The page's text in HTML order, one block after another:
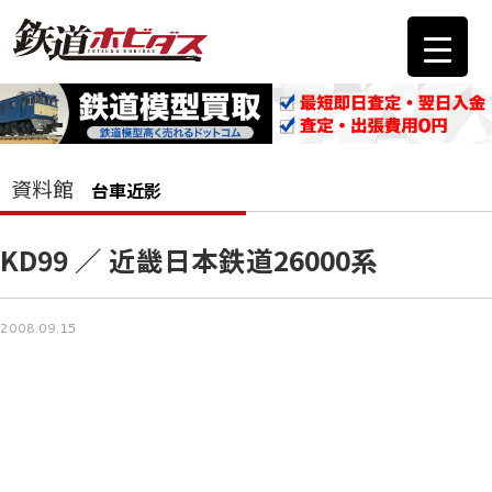
資料館 台車近影
KD99 ／ 近畿日本鉄道26000系
2008.09.15